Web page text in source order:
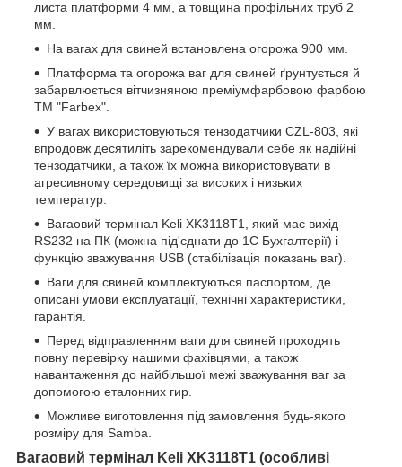
листа платформи 4 мм, а товщина профільних труб 2
мм.
На вагах для свиней встановлена огорожа 900 мм.
Платформа та огорожа ваг для свиней ґрунтується й
забарвлюється вітчизняною преміумфарбовою фарбою
ТМ "Farbex".
У вагах використовуються тензодатчики CZL-803, які
впродовж десятиліть зарекомендували себе як надійні
тензодатчики, а також їх можна використовувати в
агресивному середовищі за високих і низьких
температур.
Вагаовий термінал Keli XK3118T1, який має вихід
RS232 на ПК (можна під'єднати до 1С Бухгалтерії) і
функцію зважування USB (стабілізація показань ваг).
Ваги для свиней комплектуються паспортом, де
описані умови експлуатації, технічні характеристики,
гарантія.
Перед відправленням ваги для свиней проходять
повну перевірку нашими фахівцями, а також
навантаження до найбільшої межі зважування ваг за
допомогою еталонних гир.
Можливе виготовлення під замовлення будь-якого
розміру для Samba.
Вагаовий термінал Keli XK3118T1 (особливі